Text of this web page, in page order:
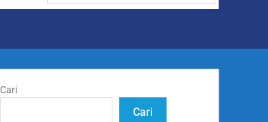
Cari
Cari